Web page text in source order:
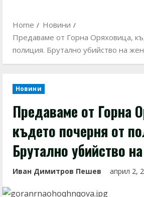
Home
Новини
Предаваме от Горна Оряховица,
полиция. Брутално убийство на
Новини
Предаваме от Горна
където почерня от
Брутално убийство
Иван Димитров Пешев април 2,